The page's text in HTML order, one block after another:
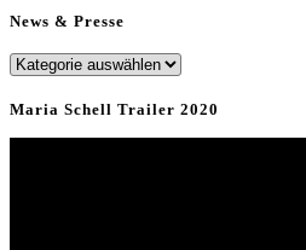
News & Presse
News
Maria Schell Trailer 2020